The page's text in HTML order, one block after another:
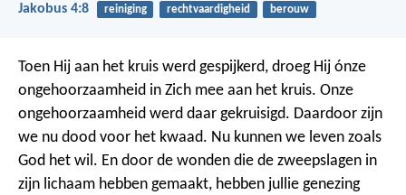
Jakobus 4:8 reiniging rechtvaardigheid berouw
Toen Hij aan het kruis werd gespijkerd, droeg Hij ónze
ongehoorzaamheid in Zich mee aan het kruis. Onze
ongehoorzaamheid werd daar gekruisigd. Daardoor zijn
we nu dood voor het kwaad. Nu kunnen we leven zoals
God het wil. En door de wonden die de zweepslagen in
zijn lichaam hebben gemaakt, hebben jullie genezing